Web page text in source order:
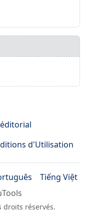
d'Utilisation
Tiếng Việt
droits réservés.